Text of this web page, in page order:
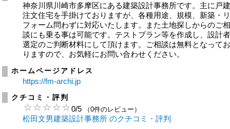
神奈川県川崎市多摩区にある建築設計事務所です。主に戸
注文住宅を手掛けておりますが、各種用途、規模、新築・
フォーム問わずに対応いたします。また土地探しからのご
談にも乗る事は可能です。テストプラン等を作成し、設計
選定のご判断材料にして頂けます。ご相談は無料となって
りますので、お気軽にお問い合わせください。
ホームページアドレス
https://fm-archi.jp
クチコミ・評判
0/5 （0件のレビュー）
松田文男建築設計事務所 のクチコミ・評判